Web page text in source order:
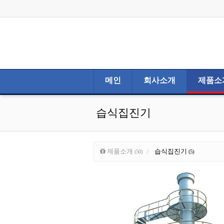
메인 회사소개 제품소
습식집진기
제품소개 (50) 습식집진기 (5)